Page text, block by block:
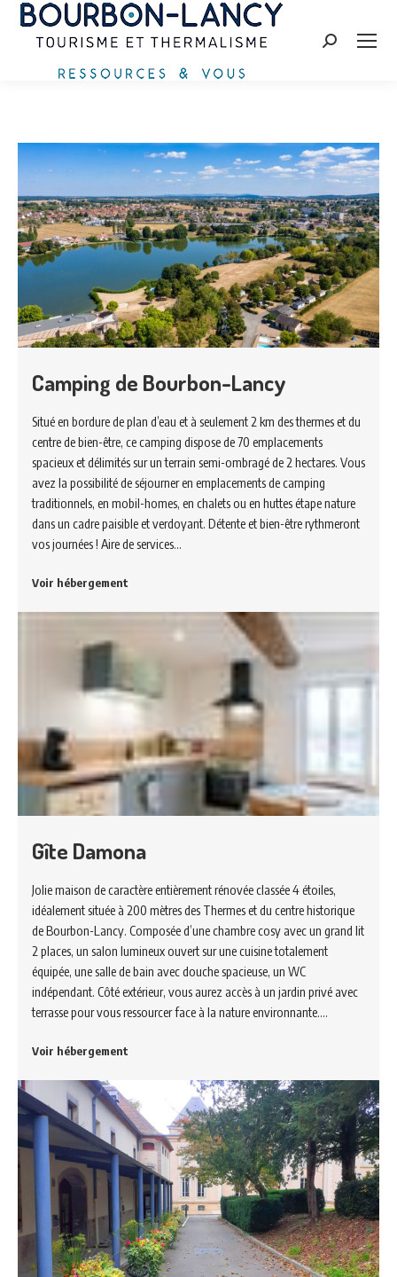
Recherche
Camping de Bourbon-Lancy
Situé en bordure de plan d’eau et à seulement 2 km des thermes et du
centre de bien-être, ce camping dispose de 70 emplacements
spacieux et délimités sur un terrain semi-ombragé de 2 hectares. Vous
avez la possibilité de séjourner en emplacements de camping
traditionnels, en mobil-homes, en chalets ou en huttes étape nature
dans un cadre paisible et verdoyant. Détente et bien-être rythmeront
vos journées ! Aire de services…
Voir hébergement
Gîte Damona
Jolie maison de caractère entièrement rénovée classée 4 étoiles,
idéalement située à 200 mètres des Thermes et du centre historique
de Bourbon-Lancy. Composée d’une chambre cosy avec un grand lit
2 places, un salon lumineux ouvert sur une cuisine totalement
équipée, une salle de bain avec douche spacieuse, un WC
indépendant. Côté extérieur, vous aurez accès à un jardin privé avec
terrasse pour vous ressourcer face à la nature environnante.…
Voir hébergement